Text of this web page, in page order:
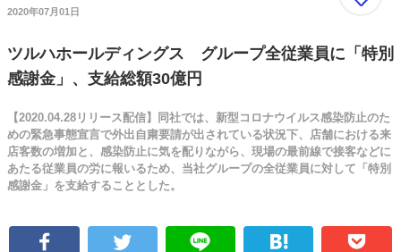
2020年07月01日
ツルハホールディングス グループ全従業員に「特別
感謝金」、支給総額30億円
【2020.04.28リリース配信】同社では、新型コロナウイルス感染防止のた
めの緊急事態宣言で外出自粛要請が出されている状況下、店舗における来
店客数の増加と、感染防止に気を配りながら、現場の最前線で接客などに
あたる従業員の労に報いるため、当社グループの全従業員に対して「特別
感謝金」を支給することとした。